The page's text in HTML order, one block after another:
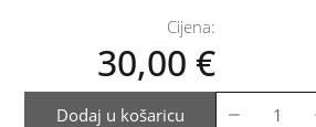
Cijena:
30,00 €
Dodaj u košaricu